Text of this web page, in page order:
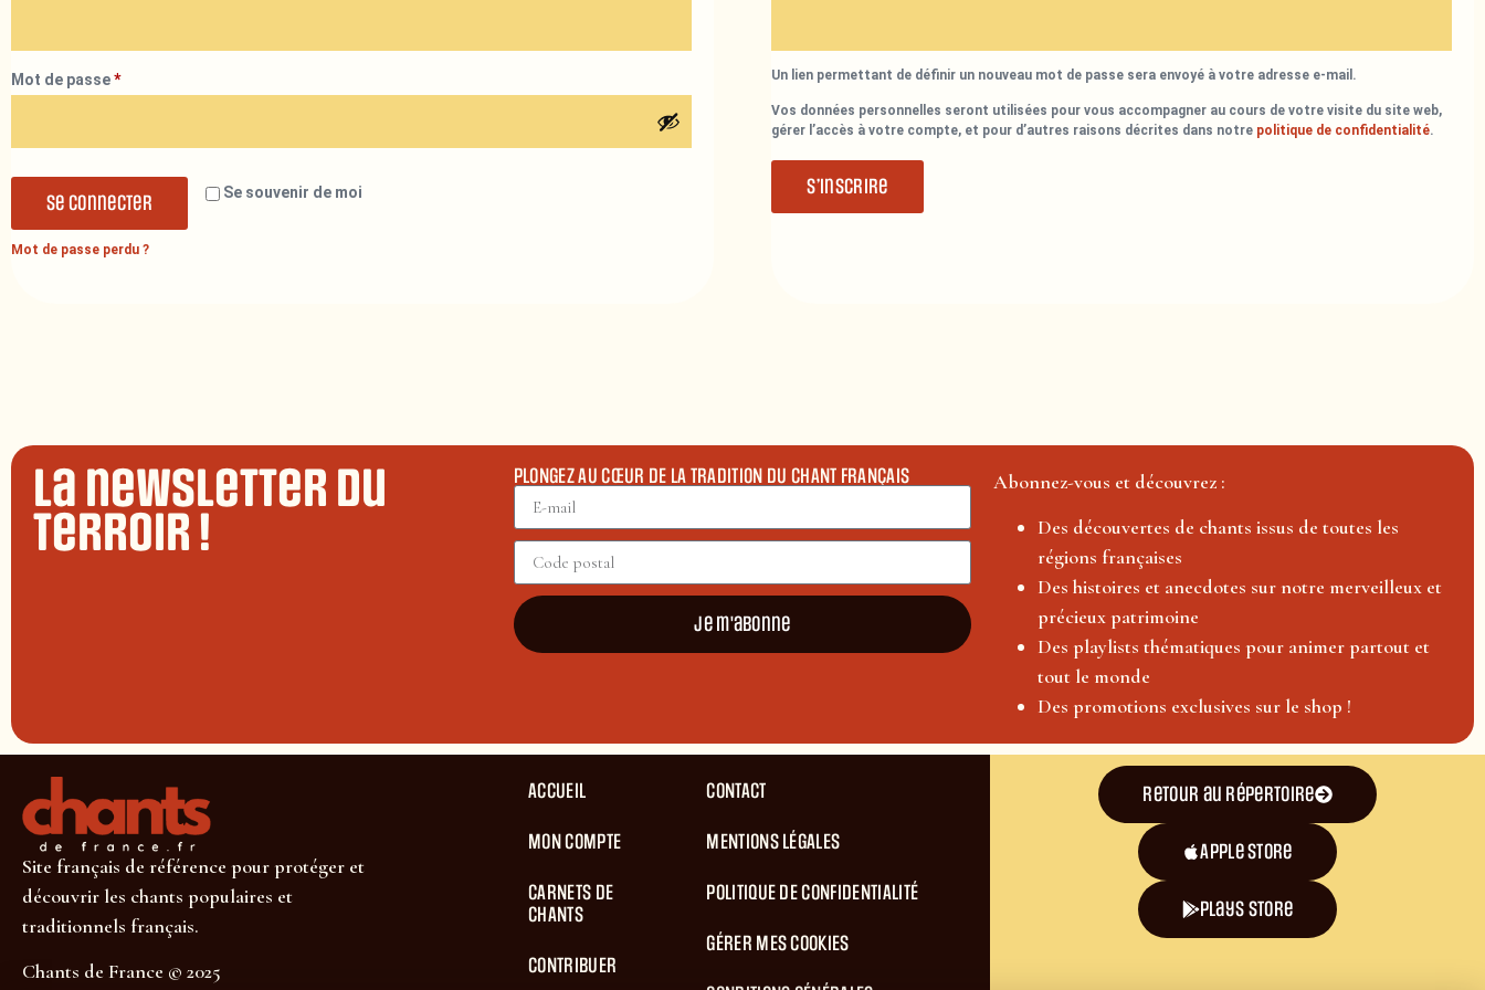
Mot de passe*
Se souvenir de moi
Se connecter
Mot de passe perdu ?
Un lien permettant de définir un nouveau mot de passe sera envoyé à votre adresse e-mail.
Vos données personnelles seront utilisées pour vous accompagner au cours de votre visite du site web,
gérer l’accès à votre compte, et pour d’autres raisons décrites dans notre politique de confidentialité.
S’inscrire
La newsletter du
terroir !
PLONGEZ AU CŒUR DE LA TRADITION DU CHANT FRANÇAIS
Je m'abonne
Abonnez-vous et découvrez :
Des découvertes de chants issus de toutes les
régions françaises
Des histoires et anecdotes sur notre merveilleux et
précieux patrimoine
Des playlists thématiques pour animer partout et
tout le monde
Des promotions exclusives sur le shop !
Site français de référence pour protéger et
découvrir les chants populaires et
traditionnels français.
Chants de France © 2025
ACCUEIL
MON COMPTE
CARNETS DE
CHANTS
CONTRIBUER
CONTACT
MENTIONS LÉGALES
POLITIQUE DE CONFIDENTIALITÉ
GÉRER MES COOKIES
Retour au répertoire
Apple Store
plays store